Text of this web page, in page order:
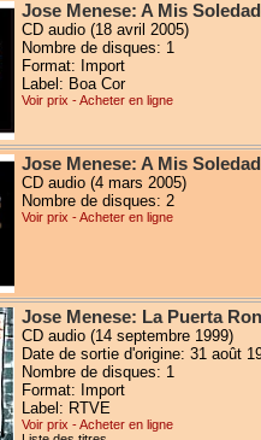
Jose Menese: A Mis
CD audio (18 avril 2005)
Nombre de disques: 1
Format: Import
Label: Boa Cor
Voir prix - Acheter en ligne
Jose Menese: A Mis
CD audio (4 mars 2005)
Nombre de disques: 2
Voir prix - Acheter en ligne
Jose Menese: La Puerta
CD audio (14 septembre 1999)
Date de sortie d'origine: 31 août
Nombre de disques: 1
Format: Import
Label: RTVE
Voir prix - Acheter en ligne